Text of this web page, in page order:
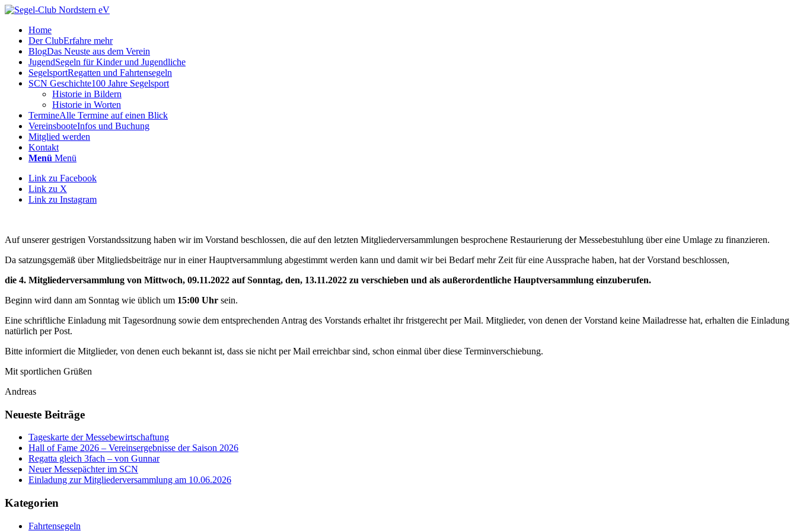
Home
Der ClubErfahre mehr
BlogDas Neuste aus dem Verein
JugendSegeln für Kinder und Jugendliche
SegelsportRegatten und Fahrtensegeln
SCN Geschichte100 Jahre Segelsport
Historie in Bildern
Historie in Worten
TermineAlle Termine auf einen Blick
VereinsbooteInfos und Buchung
Mitglied werden
Kontakt
Menü Menü
Link zu Facebook
Link zu X
Link zu Instagram
Auf unserer gestrigen Vorstandssitzung haben wir im Vorstand beschlossen, die auf den letzten Mitgliederversammlungen besprochene Restaurierung der Messebestuhlung über eine Umlage zu finanzieren.
Da satzungsgemäß über Mitgliedsbeiträge nur in einer Hauptversammlung abgestimmt werden kann und damit wir bei Bedarf mehr Zeit für eine Aussprache haben, hat der Vorstand beschlossen,
die 4. Mitgliederversammlung von Mittwoch, 09.11.2022 auf Sonntag, den, 13.11.2022 zu verschieben und als außerordentliche Hauptversammlung einzuberufen.
Beginn wird dann am Sonntag wie üblich um 15:00 Uhr sein.
Eine schriftliche Einladung mit Tagesordnung sowie dem entsprechenden Antrag des Vorstands erhaltet ihr fristgerecht per Mail. Mitglieder, von denen der Vorstand keine Mailadresse hat, erhalten die Einladung
natürlich per Post.
Bitte informiert die Mitglieder, von denen euch bekannt ist, dass sie nicht per Mail erreichbar sind, schon einmal über diese Terminverschiebung.
Mit sportlichen Grüßen
Andreas
Neueste Beiträge
Tageskarte der Messebewirtschaftung
Hall of Fame 2026 – Vereinsergebnisse der Saison 2026
Regatta gleich 3fach – von Gunnar
Neuer Messepächter im SCN
Einladung zur Mitgliederversammlung am 10.06.2026
Kategorien
Fahrtensegeln